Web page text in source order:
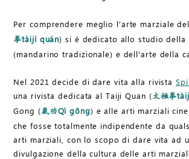
Per comprendere meglio l'arte marziale
拳tàijí quán) si è dedicato allo studio della
(mandarino tradizionale) e dell'arte della
Nel 2021 decide di dare vita alla rivista
una rivista dedicata al Taiji Quan ( 太極拳
Gong (氣功Qì gōng) e alle arti marziali
che fosse totalmente indipendente da
arti marziali, con lo scopo di dare vita ad
divulgazione della cultura delle arti